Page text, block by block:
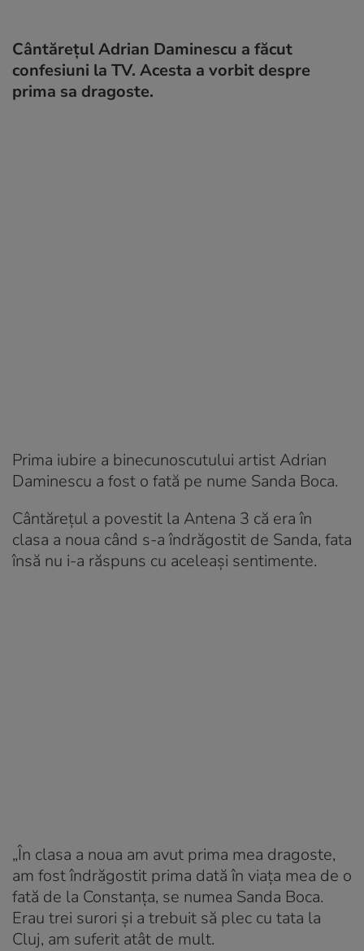
Cântărețul Adrian Daminescu a făcut
confesiuni la TV. Acesta a vorbit despre
prima sa dragoste.
Prima iubire a binecunoscutului artist Adrian
Daminescu a fost o fată pe nume Sanda Boca.
Cântărețul a povestit la Antena 3 că era în
clasa a noua când s-a îndrăgostit de Sanda, fata
însă nu i-a răspuns cu aceleași sentimente.
„În clasa a noua am avut prima mea dragoste,
am fost îndrăgostit prima dată în viața mea de o
fată de la Constanța, se numea Sanda Boca.
Erau trei surori și a trebuit să plec cu tata la
Cluj, am suferit atât de mult.